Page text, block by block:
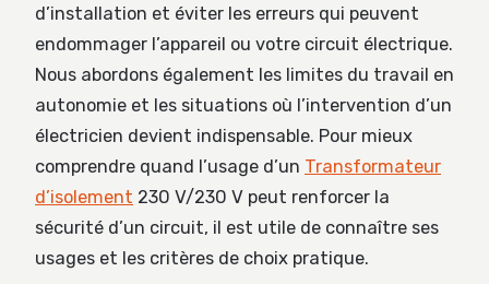
d’installation et éviter les erreurs qui peuvent
endommager l’appareil ou votre circuit électrique.
Nous abordons également les limites du travail en
autonomie et les situations où l’intervention d’un
électricien devient indispensable. Pour mieux
comprendre quand l’usage d’un Transformateur
d’isolement 230 V/230 V peut renforcer la
sécurité d’un circuit, il est utile de connaître ses
usages et les critères de choix pratique.